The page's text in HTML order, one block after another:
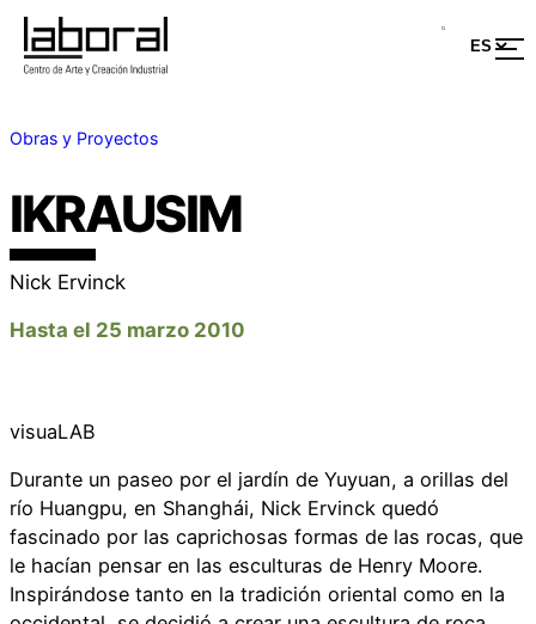
Obras y Proyectos
IKRAUSIM
Nick Ervinck
Hasta el 25 marzo 2010
visuaLAB
Durante un paseo por el jardín de Yuyuan, a orillas del
río Huangpu, en Shanghái, Nick Ervinck quedó
fascinado por las caprichosas formas de las rocas, que
le hacían pensar en las esculturas de Henry Moore.
Inspirándose tanto en la tradición oriental como en la